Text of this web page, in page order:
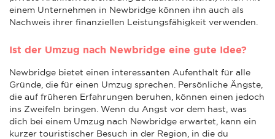
einem Unternehmen in Newbridge können ihn auch als
Nachweis ihrer finanziellen Leistungsfähigkeit verwenden.
Ist der Umzug nach Newbridge eine gute Idee?
Newbridge bietet einen interessanten Aufenthalt für alle
Gründe, die für einen Umzug sprechen. Persönliche Ängste,
die auf früheren Erfahrungen beruhen, können einen jedoch
ins Zweifeln bringen. Wenn du Angst vor dem hast, was
dich bei einem Umzug nach Newbridge erwartet, kann ein
kurzer touristischer Besuch in der Region, in die du